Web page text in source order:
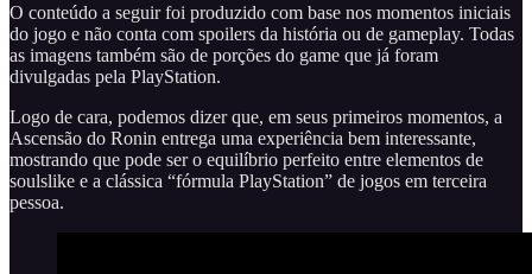
O conteúdo a seguir foi produzido com base nos momentos iniciais
do jogo e não conta com spoilers da história ou de gameplay. Todas
as imagens também são de porções do game que já foram
divulgadas pela PlayStation.
Logo de cara, podemos dizer que, em seus primeiros momentos, a
Ascensão do Ronin entrega uma experiência bem interessante,
mostrando que pode ser o equilíbrio perfeito entre elementos de
soulslike e a clássica “fórmula PlayStation” de jogos em terceira
pessoa.